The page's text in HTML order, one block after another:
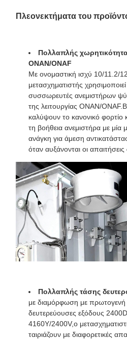
Υλικό επικάλυψης
θερμοκρασίας
φορτίου
Απώλεια φορτίου
ρεύμα χωρίς
φορτίο
Αντίσταση
Μέγεθος 162
Βάρος
Πλεονεκτήματα του
Πολλαπλής
ONAN/ONAF
Με ονομαστική ισχύ 10/11.2/
μετασχηματιστής
συσσωρευτές ανεμιστήρων
της λειτουργίας ONAN/
καλύψουν το κανονικό φορτίο
τη βοήθεια ανεμιστήρα με μία
ανάγκη για άμεση
όταν αυξάνονται οι απαιτήσεις
Πολλαπλής τάσης
με διαμόρφωση με πρωτογενή
δευτερεύουσες εξόδους
4160Y/2400V,ο
ταιριάζουν με διαφορετικές